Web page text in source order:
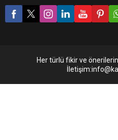
Her türlü fikir ve